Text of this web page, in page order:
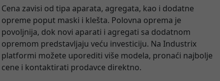
Cena zavisi od tipa aparata, agregata, kao i dodatne
opreme poput maski i klešta. Polovna oprema je
povoljnija, dok novi aparati i agregati sa dodatnom
opremom predstavljaju veću investiciju. Na Industrix
platformi možete uporediti više modela, pronaći najbolje
cene i kontaktirati prodavce direktno.